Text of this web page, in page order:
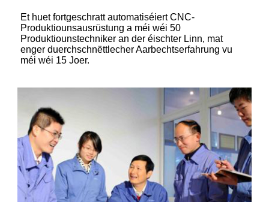
Et huet fortgeschratt automatiséiert CNC-
Produktiounsausrüstung a méi wéi 50
Produktiounstechniker an der éischter Linn, mat
enger duerchschnëttlecher Aarbechtserfahrung vu
méi wéi 15 Joer.